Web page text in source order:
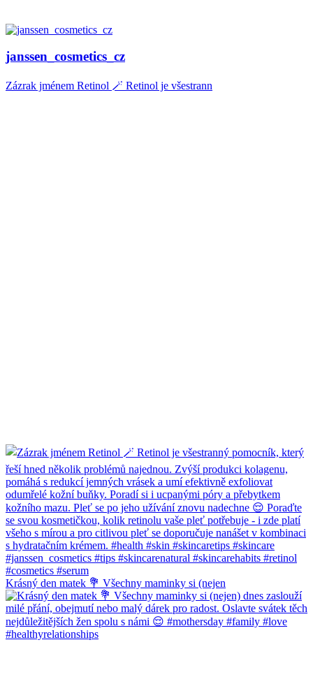
janssen_cosmetics_cz
Zázrak jménem Retinol 🪄 Retinol je všestrann
Krásný den matek 💐 Všechny maminky si (nejen